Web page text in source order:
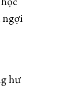
ngợi
hư